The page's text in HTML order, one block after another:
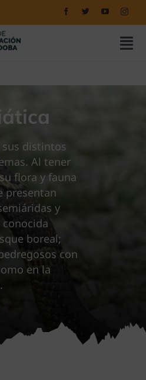
sus distintos
Al tener
flora y fauna
presentan
y
boreal;
con
en la